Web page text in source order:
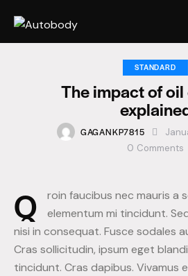
STANDARD
The impact of
GAGANKP7815
0 Comments
Q
roin faucibus nec mauris a
elementum mi tincidunt.
nisi in consequat. Fusce sodales
Cras sollicitudin, ipsum eget
tincidunt. Cras dapibus. Vivamus